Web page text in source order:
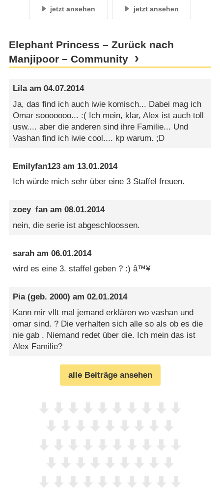
jetzt ansehen jetzt ansehen
Elephant Princess – Zurück nach
Manjipoor – Community
Lilaam04.07.2014
Ja, das find ich auch iwie komisch... Dabei mag ich
Omar sooooooo... :( Ich mein, klar, Alex ist auch toll
usw.... aber die anderen sind ihre Familie... Und
Vashan find ich iwie cool.... kp warum. ;D
Emilyfan123 am 13.01.2014
Ich würde mich sehr über eine 3 Staffel freuen.
zoey_fan am08.01.2014
nein, die serie ist abgeschloossen.
sarah am06.01.2014
wird es eine 3. staffel geben ? :) â™¥
Pia(geb. 2000) am02.01.2014
Kann mir vllt mal jemand erklären wo vashan und
omar sind. ? Die verhalten sich alle so als ob es die
nie gab . Niemand redet über die. Ich mein das ist
Alex Familie?
alle Beiträge ansehen